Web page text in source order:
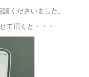
くださいました。
て頂くと・・・